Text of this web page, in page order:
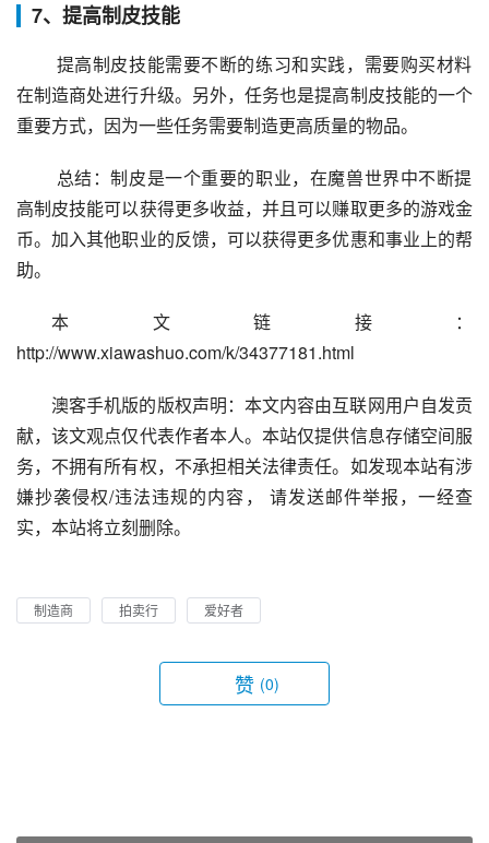
7、提高制皮技能
在制造商处进行升级。另外，任务也是提高制皮技能的一个
重要方式，因为一些任务需要制造更高质量的物品。
高制皮技能可以获得更多收益，并且可以赚取更多的游戏金
币。加入其他职业的反馈，可以获得更多优惠和事业上的帮
助。
本文链接：
http://www.xiawashuo.com/k/34377181.html
澳客手机版的版权声明：本文内容由互联网用户自发贡
献，该文观点仅代表作者本人。本站仅提供信息存储空间服
务，不拥有所有权，不承担相关法律责任。如发现本站有涉
嫌抄袭侵权/违法违规的内容， 请发送邮件举报，一经查
实，本站将立刻删除。
制造商 拍卖行 爱好者
赞 (0)